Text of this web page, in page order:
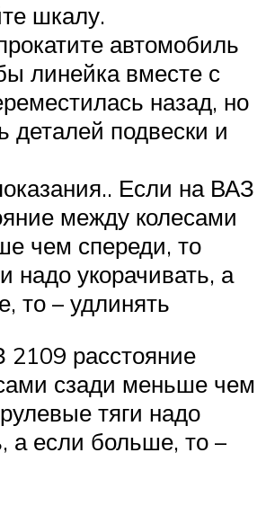
шкалу.
автомобиль
линейка вместе с
назад, но
деталей подвески и
Если на ВАЗ
между колесами
чем спереди, то
надо укорачивать, а
то – удлинять
2109 расстояние
сзади меньше чем
тяги надо
а если больше, то –